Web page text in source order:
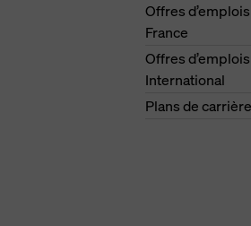
Offres
France
Offres
International
Plans de carrière